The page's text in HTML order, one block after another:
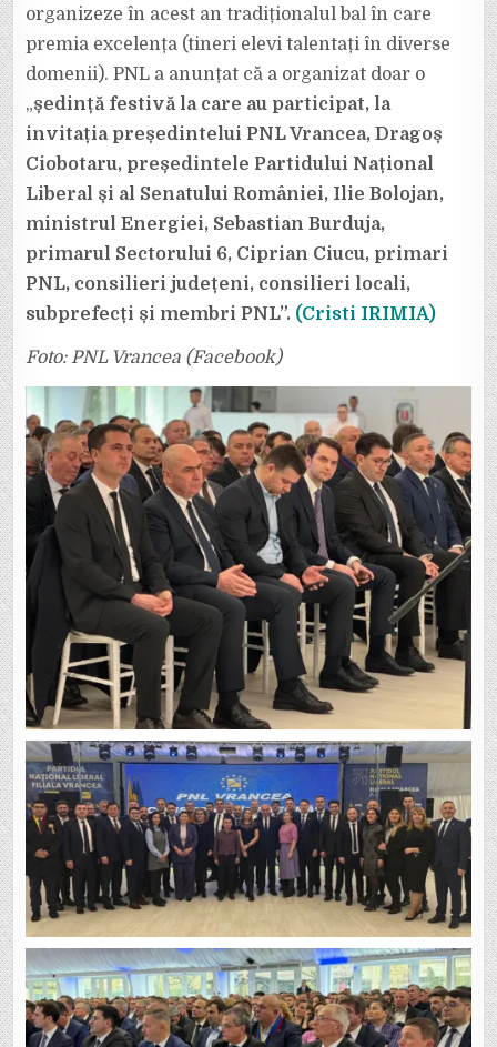
organizeze în acest an tradiționalul bal în care
premia excelența (tineri elevi talentați în diverse
domenii). PNL a anunțat că a organizat doar o
„ședință festivă la care au participat, la
invitația președintelui PNL Vrancea, Dragoș
Ciobotaru, președintele Partidului Național
Liberal și al Senatului României, Ilie Bolojan,
ministrul Energiei, Sebastian Burduja,
primarul Sectorului 6, Ciprian Ciucu, primari
PNL, consilieri județeni, consilieri locali,
subprefecți și membri PNL”. (Cristi IRIMIA)
Foto: PNL Vrancea (Facebook)